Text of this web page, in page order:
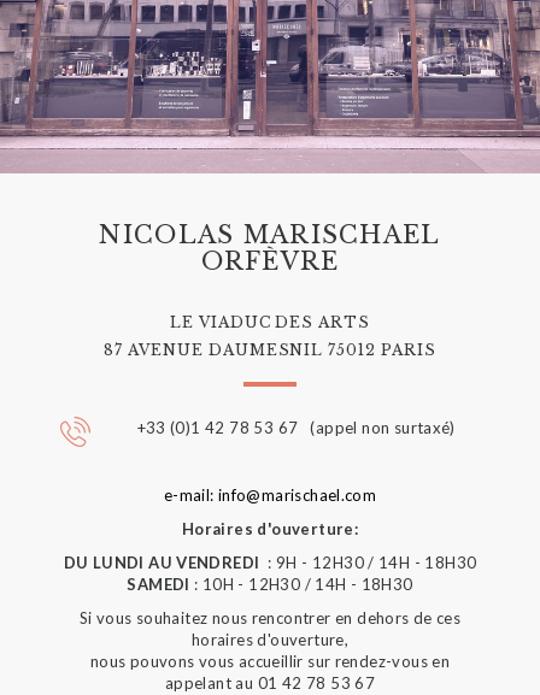
NICOLAS MARISCHAEL
ORFÈVRE
LE VIADUC DES ARTS
87 AVENUE DAUMESNIL 75012 PARIS
+33 (0)1 42 78 53 67 (appel non surtaxé)
e-mail: info@marischael.com
Horaires d'ouverture:
DU LUNDI AU VENDREDI : 9H - 12H30 / 14H - 18H30
SAMEDI : 10H - 12H30 / 14H - 18H30
Si vous souhaitez nous rencontrer en dehors de ces
horaires d'ouverture,
nous pouvons vous accueillir sur rendez-vous en
appelant au 01 42 78 53 67